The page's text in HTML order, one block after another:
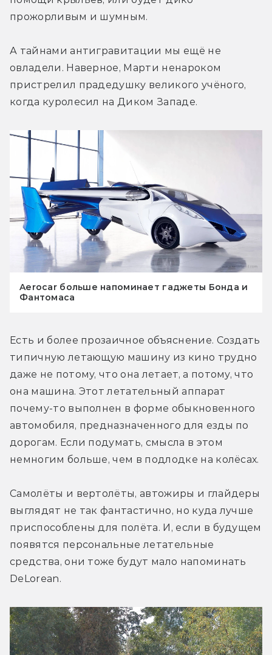
прожорливым и шумным.
А тайнами антигравитации мы ещё не
овладели. Наверное, Марти ненароком
пристрелил прадедушку великого учёного,
когда куролесил на Диком Западе.
Aerocar больше напоминает гаджеты Бонда и
Фантомаса
Есть и более прозаичное объяснение. Создать
типичную летающую машину из кино трудно
даже не потому, что она летает, а потому, что
она машина. Этот летательный аппарат
почему-то выполнен в форме обыкновенного
автомобиля, предназначенного для езды по
дорогам. Если подумать, смысла в этом
немногим больше, чем в подлодке на колёсах.
Самолёты и вертолёты, автожиры и глайдеры
выглядят не так фантастично, но куда лучше
приспособлены для полёта. И, если в будущем
появятся персональные летательные
средства, они тоже будут мало напоминать
DeLorean.